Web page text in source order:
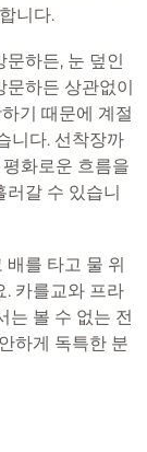
니다.
하든, 눈 덮인
문하든 상관없이
기 때문에 계절
니다. 선착장까
화로운 흐름을
러갈 수 있습니
를 타고 물 위
. 카를교와 프라
는 볼 수 없는 전
하게 독특한 분